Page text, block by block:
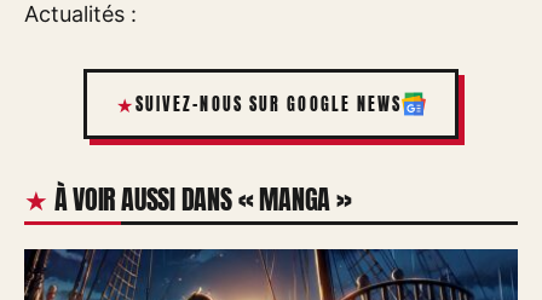
Actualités :
SUIVEZ-NOUS SUR GOOGLE NEWS
À VOIR AUSSI DANS « MANGA »